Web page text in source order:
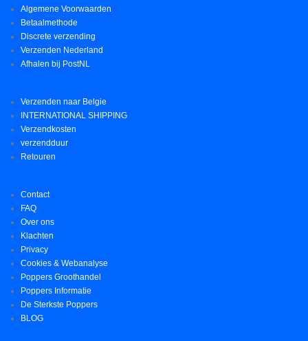
Algemene Voorwaarden
Betaalmethode
Discrete verzending
Verzenden Nederland
Afhalen bij PostNL
Verzenden naar Belgie
INTERNATIONAL SHIPPING
Verzendkosten
verzendduur
Retouren
Contact
FAQ
Over ons
Klachten
Privacy
Cookies & Webanalyse
Poppers Groothandel
Poppers Informatie
De Sterkste Poppers
BLOG